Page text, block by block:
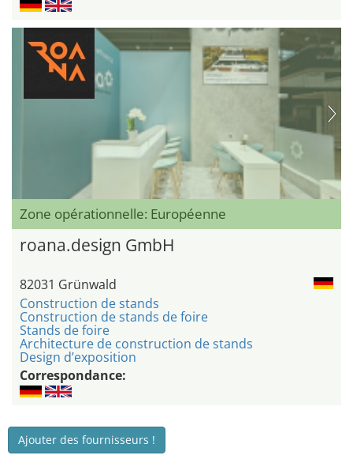
Zone opérationnelle: Européenne
roana.design GmbH
82031 Grünwald
Construction de stands
Construction de stands de foire
Stands de foire
Architecture de construction de stands
Design d’exposition
Correspondance:
Ajouter des fournisseurs !